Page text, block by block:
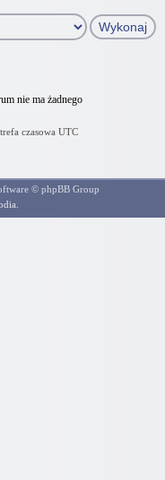
nie ma żadnego
czasowa UTC
© phpBB Group